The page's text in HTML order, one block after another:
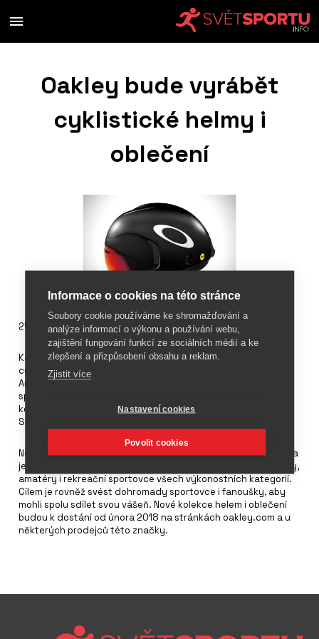
Oakley bude vyrábět
cyklistické helmy i
oblečení
25. října 2017
Kalifornský výrobce brýlíOakleyrozšiřuje svůj sortiment o
cyklistické helmy a textilie. U helem se jedná o novou kolekci
Aro, u oblečení o značku Jawbreaker. U helem se jedná se o
specializované produkty pro časovkáře, triatlon nebo horská
kola. Kolekce oblečení byla vyrobena s firmou Bioracer
Speedwear ve variantách Premium a Road.
Nová produktová řada je dalším krokem u společnosti Oakley a
její kampani „One Obsession“, která má inspirovat profesionály,
amatéry i rekreační sportovce všech výkonostních kategorií.
Cílem je rovněž svést dohromady sportovce i fanoušky, aby
mohli spolu sdílet svou vášeň. Nové kolekce helem i oblečení
budou k dostání od února 2018 na stránkách oakley.com a u
některých prodejců této značky.
Informace o cookies na této stránce
Soubory cookie používáme ke shromažďování a
analýze informací o výkonu a používání webu,
zajištění fungování funkcí ze sociálních médií a ke
zlepšení a přizpůsobení obsahu a reklam.
Zjistit více
Nastavení cookies
Povolit cookies